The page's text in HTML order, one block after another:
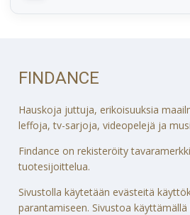
FINDANCE
Hauskoja juttuja, erikoisuuksia
leffoja, tv-sarjoja, videopelejä ja
Findance on rekisteröity
tuotesijoittelua.
Sivustolla käytetään evästeitä
parantamiseen. Sivustoa